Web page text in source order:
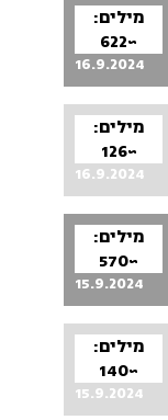
מילים:
~622
16.9.2024
מילים:
~126
16.9.2024
מילים:
~570
15.9.2024
מילים:
~140
15.9.2024